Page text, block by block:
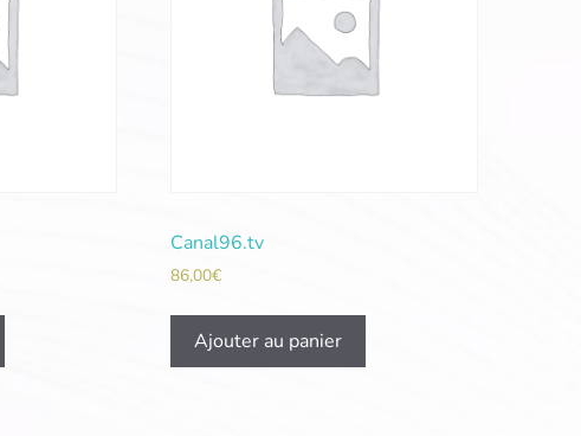
Canal96.tv
86,00€
Ajouter au panier